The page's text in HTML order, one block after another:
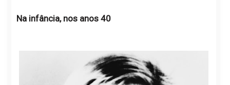
Na infância, nos anos 40